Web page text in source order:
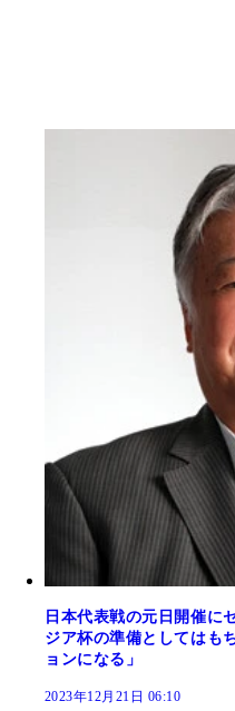
日本代表戦の元日開催に
ジア杯の準備としてはも
ョンになる」
2023年12月21日 06:10